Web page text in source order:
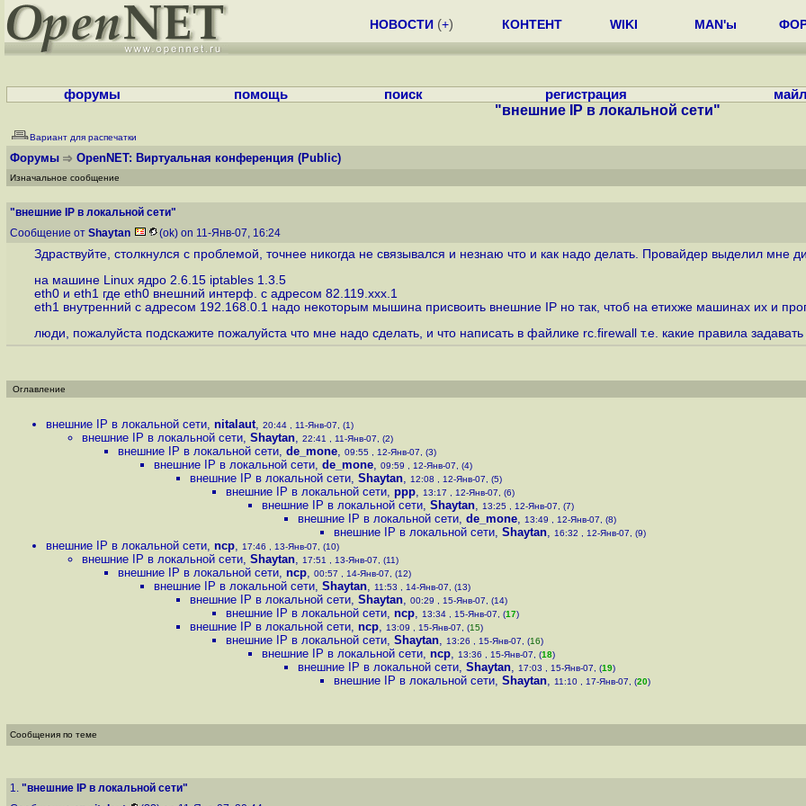
НОВОСТИ (+) КОНТЕНТ WIKI MAN'ы
форумы помощь поиск регистрация
"внешние IP в локальной сети"
Вариант для распечатки
Форумы OpenNET: Виртуальная конференция (Public)
Изначальное сообщение
"внешние IP в локальной сети"
Сообщение от Shaytan (ok) on 11-Янв-07, 16:24
Здраствуйте, столкнулся с проблемой, точнее никогда не связывался и незнаю что и как надо делать. Провайдер выделил мне
на машине Linux ядро 2.6.15 iptables 1.3.5
eth0 и eth1 где eth0 внешний интерф. с адресом 82.119.ххх.1
eth1 внутренний с адресом 192.168.0.1 надо некоторым мышина присвоить внешние IP но так, чтоб на етихже машинах их и
люди, пожалуйста подскажите пожалуйста что мне надо сделать, и что написать в файлике rc.firewall т.е. какие правила
Оглавление
внешние IP в локальной сети, nitalaut, 20:44 , 11-Янв-07, (1)
внешние IP в локальной сети, Shaytan, 22:41 , 11-Янв-07, (2)
внешние IP в локальной сети, de_mone, 09:55 , 12-Янв-07, (3)
внешние IP в локальной сети, de_mone, 09:59 , 12-Янв-07, (4)
внешние IP в локальной сети, Shaytan, 12:08 , 12-Янв-07, (5)
внешние IP в локальной сети, ppp, 13:17 , 12-Янв-07, (6)
внешние IP в локальной сети, Shaytan, 13:25 , 12-Янв-07, (7)
внешние IP в локальной сети, de_mone, 13:49 , 12-Янв-07, (8)
внешние IP в локальной сети, Shaytan, 16:32 , 12-Янв-07, (9)
внешние IP в локальной сети, ncp, 17:46 , 13-Янв-07, (10)
внешние IP в локальной сети, Shaytan, 17:51 , 13-Янв-07, (11)
внешние IP в локальной сети, ncp, 00:57 , 14-Янв-07, (12)
внешние IP в локальной сети, Shaytan, 11:53 , 14-Янв-07, (13)
внешние IP в локальной сети, Shaytan, 00:29 , 15-Янв-07, (14)
внешние IP в локальной сети, ncp, 13:34 , 15-Янв-07, (17)
внешние IP в локальной сети, ncp, 13:09 , 15-Янв-07, (15)
внешние IP в локальной сети, Shaytan, 13:26 , 15-Янв-07, (16)
внешние IP в локальной сети, ncp, 13:36 , 15-Янв-07, (18)
внешние IP в локальной сети, Shaytan, 17:03 , 15-Янв-07, (19)
внешние IP в локальной сети, Shaytan, 11:10 , 17-Янв-07, (20)
Сообщения по теме
1. "внешние IP в локальной сети"